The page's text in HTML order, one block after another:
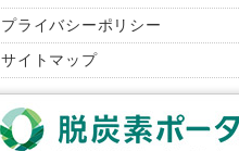
プライバシーポリシー
サイトマップ